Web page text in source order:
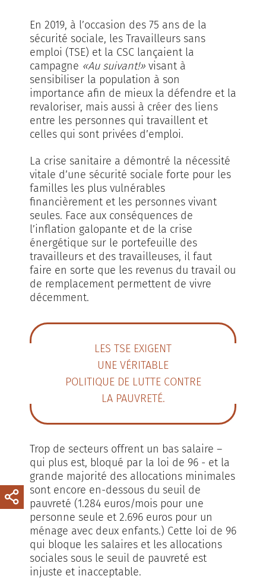
En 2019, à l’occasion des 75 ans de la
sécurité sociale, les Travailleurs sans
emploi (TSE) et la CSC lançaient la
campagne «Au suivant!» visant à
sensibiliser la population à son
importance afin de mieux la défendre et la
revaloriser, mais aussi à créer des liens
entre les personnes qui travaillent et
celles qui sont privées d’emploi.
La crise sanitaire a démontré la nécessité
vitale d’une sécurité sociale forte pour les
familles les plus vulnérables
financièrement et les personnes vivant
seules. Face aux conséquences de
l’inflation galopante et de la crise
énergétique sur le portefeuille des
travailleurs et des travailleuses, il faut
faire en sorte que les revenus du travail ou
de remplacement permettent de vivre
décemment.
LES TSE EXIGENT
UNE VÉRITABLE
POLITIQUE DE LUTTE CONTRE
LA PAUVRETÉ.
Trop de secteurs offrent un bas salaire –
qui plus est, bloqué par la loi de 96 - et la
grande majorité des allocations minimales
sont encore en-dessous du seuil de
pauvreté (1.284 euros/mois pour une
personne seule et 2.696 euros pour un
ménage avec deux enfants.) Cette loi de 96
qui bloque les salaires et les allocations
sociales sous le seuil de pauvreté est
injuste et inacceptable.